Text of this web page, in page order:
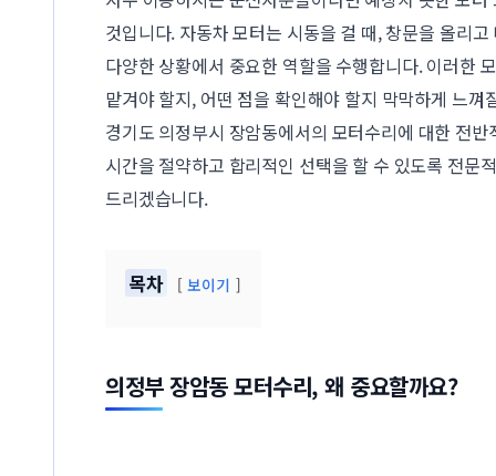
것입니다. 자동차 모터는 시동을 걸 때, 창문을 올리
다양한 상황에서 중요한 역할을 수행합니다. 이러한
맡겨야 할지, 어떤 점을 확인해야 할지 막막하게 느껴
경기도 의정부시 장암동에서의 모터수리에 대한 전
시간을 절약하고 합리적인 선택을 할 수 있도록 전문
드리겠습니다.
목차 보이기
의정부 장암동 모터수리, 왜 중요할까요?